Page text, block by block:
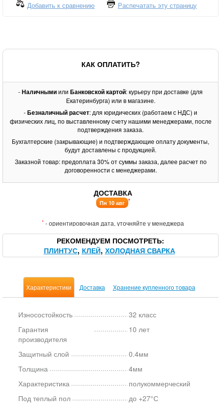
Добавить к сравнению Распечатать эту страницу
КАК ОПЛАТИТЬ?
-Наличнымиили Банковской картой: курьеру при доставке (для
Екатеринбурга) или в магазине.
-Безналичный расчет: для юридических (работаем с НДС) и
физических лиц, по выставленному счету нашими менеджерами, после
подтверждения заказа.
Бухгалтерские (закрывающие) и подтверждающие оплату документы,
будут доставлены с продукцией.
Заказной товар: предоплата 30% от суммы заказа, далее расчет по
договоренности с менеджерами.
ДОСТАВКА
Пн 10 авг *
* - ориентировочная дата, уточняйте у менеджера
РЕКОМЕНДУЕМ ПОСМОТРЕТЬ
ПЛИНТУС КЛЕЙ ХОЛОДНАЯ СВАРКА
Характеристики Доставка Хранение купленного товара
Износостойкость
32 класс
Гарантия
производителя
10 лет
Защитный слой
0.4мм
Толщина
4мм
Характеристика
полукоммерческий
Под теплый пол
до +27°С